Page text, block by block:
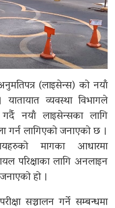
(लाइसेन्स) को नयाँ
व्यवस्था विभागले
नयाँ लाइसेन्सका लागि
लागिएको जनाएको छ ।
मागका आधारमा
परिक्षाका लागि अनलाइन
हो ।
सञ्चालन गर्ने सम्बन्धमा